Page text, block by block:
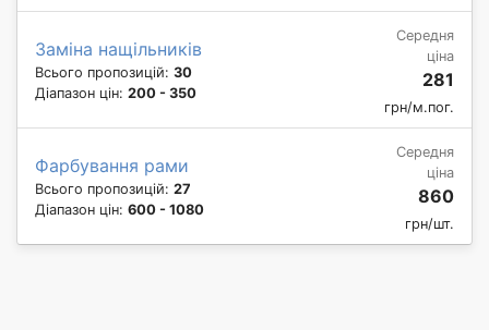
Заміна нащільників
Всього пропозицій: 30
Діапазон цін: 200 - 350
Середня
ціна
281
грн/м.пог.
Фарбування рами
Всього пропозицій: 27
Діапазон цін: 600 - 1080
Середня
ціна
860
грн/шт.